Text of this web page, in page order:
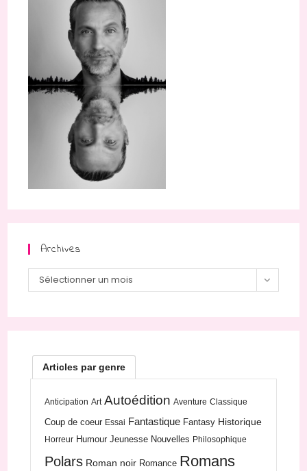
Archives
Archives
Sélectionner un mois
Articles par genre
Anticipation Art Autoédition Aventure Classique
Coup de coeur Essai Fantastique Fantasy Historique
Horreur Humour Jeunesse Nouvelles Philosophique
Polars Roman noir Romance Romans